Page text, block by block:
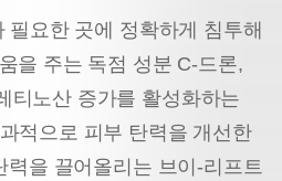
필요한 곳에 정확하게 침투해
을 주는 독점 성분 C-드론,
티노산 증가를 활성화하는
적으로 피부 탄력을 개선한
력을 끌어올리는 브이-리프트